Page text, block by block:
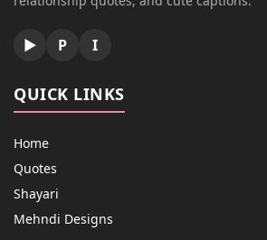
▶ P I
QUICK LINKS
Home
Quotes
Shayari
Mehndi Designs